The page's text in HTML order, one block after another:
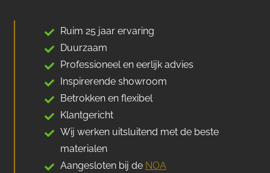
Ruim 25 jaar ervaring
Duurzaam
Professioneel en eerlijk advies
Inspirerende showroom
Betrokken en flexibel
Klantgericht
Wij werken uitsluitend met de beste
materialen
Aangesloten bij de NOA